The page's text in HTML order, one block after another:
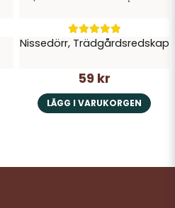
Nissedörr, Trädgårdsredskap
59 kr
LÄGG I VARUKORGEN